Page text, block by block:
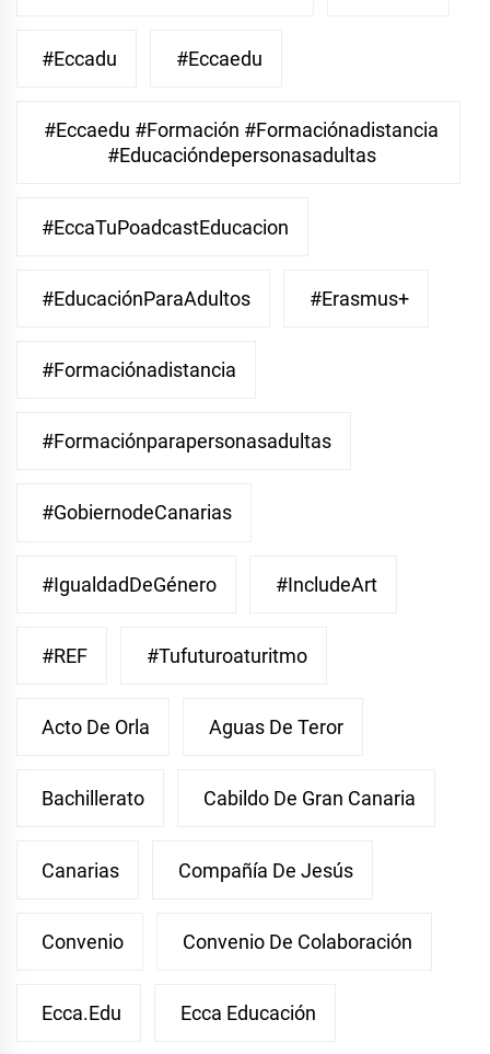
#eccadu #eccaedu
#eccaedu #formación #formaciónadistancia
#educacióndepersonasadultas
#EccaTuPoadcastEducacion
#EducaciónParaAdultos #Erasmus+
#Formaciónadistancia
#Formaciónparapersonasadultas
#GobiernodeCanarias
#IgualdadDeGénero #IncludeArt
#REF #Tufuturoaturitmo
Acto De Orla Aguas De Teror
Bachillerato Cabildo De Gran Canaria
Canarias Compañía De Jesús
Convenio Convenio De Colaboración
Ecca.edu Ecca Educación